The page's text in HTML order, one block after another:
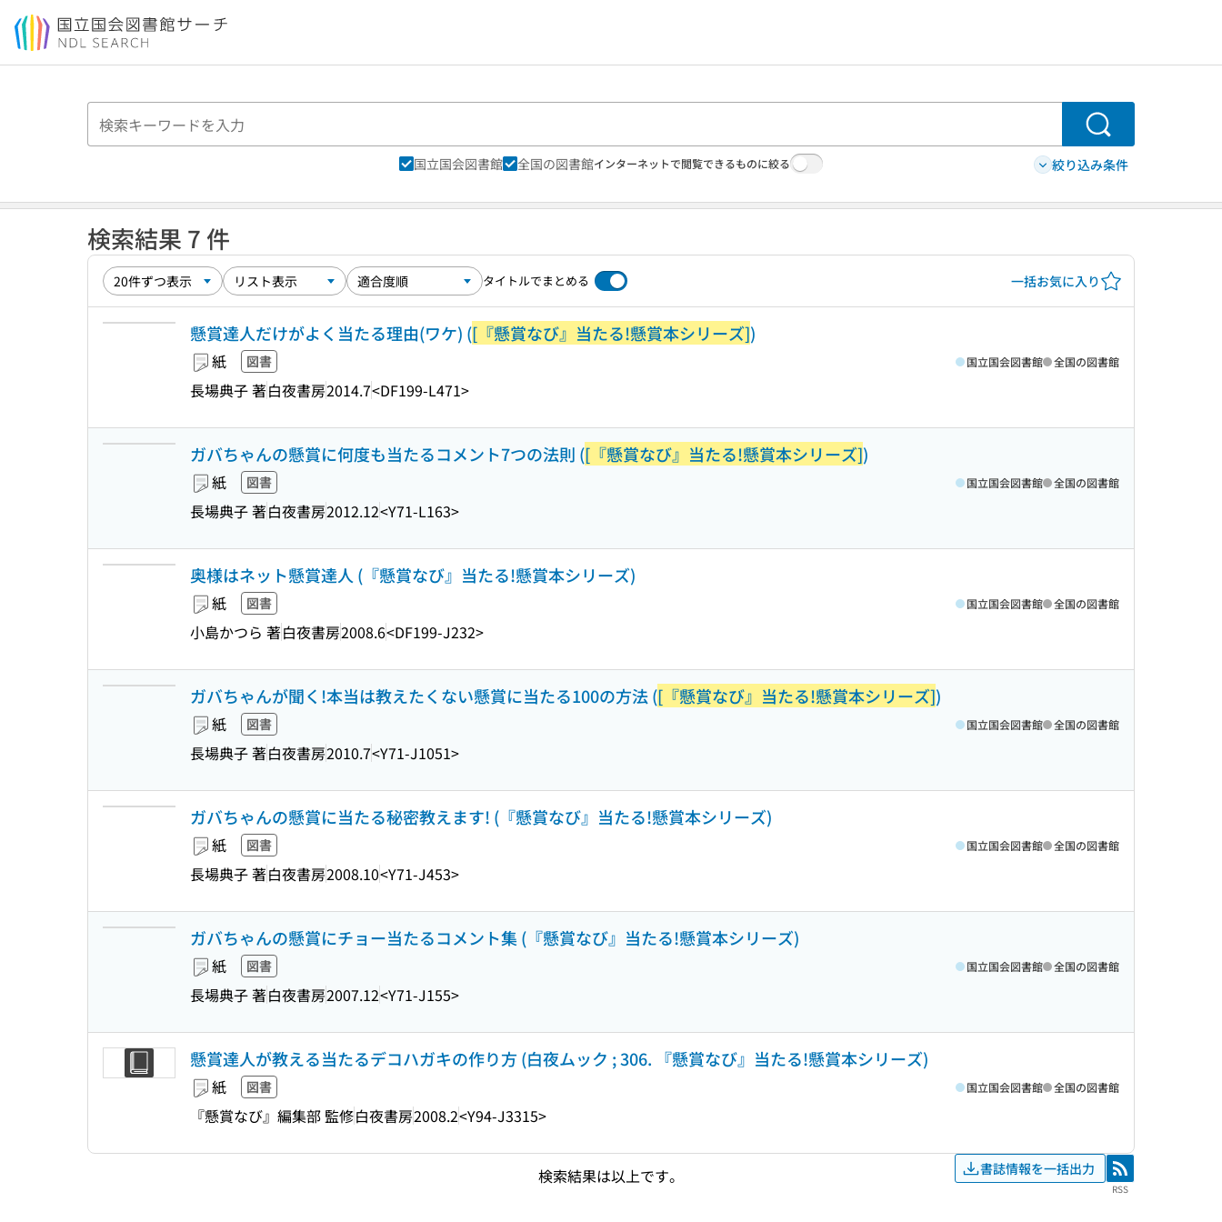
本文へ移動
検索
国立国会図書館 全国の図書館インターネットで閲覧できるものに絞る 絞り込み条件
検索結果 7 件
タイトルでまとめる 一括お気に入り
懸賞達人だけがよく当たる理由(ワケ) ([『懸賞なび』当たる!懸賞本シリーズ])
紙 図書
長場典子 著白夜書房2014.7<DF199-L471>
国立国会図書館 全国の図書館
ガバちゃんの懸賞に何度も当たるコメント7つの法則 ([『懸賞なび』当たる!懸賞本シリーズ])
紙 図書
長場典子 著白夜書房2012.12<Y71-L163>
国立国会図書館 全国の図書館
奥様はネット懸賞達人 (『懸賞なび』当たる!懸賞本シリーズ)
紙 図書
小島かつら 著白夜書房2008.6<DF199-J232>
国立国会図書館 全国の図書館
ガバちゃんが聞く!本当は教えたくない懸賞に当たる100の方法 ([『懸賞なび』当たる!懸賞本シリーズ])
紙 図書
長場典子 著白夜書房2010.7<Y71-J1051>
国立国会図書館 全国の図書館
ガバちゃんの懸賞に当たる秘密教えます! (『懸賞なび』当たる!懸賞本シリーズ)
紙 図書
長場典子 著白夜書房2008.10<Y71-J453>
国立国会図書館 全国の図書館
ガバちゃんの懸賞にチョー当たるコメント集 (『懸賞なび』当たる!懸賞本シリーズ)
紙 図書
長場典子 著白夜書房2007.12<Y71-J155>
国立国会図書館 全国の図書館
懸賞達人が教える当たるデコハガキの作り方 (白夜ムック ; 306. 『懸賞なび』当たる!懸賞本シリーズ)
紙 図書
『懸賞なび』編集部 監修白夜書房2008.2<Y94-J3315>
国立国会図書館 全国の図書館
検索結果は以上です。 書誌情報を一括出力 RSS
RSS